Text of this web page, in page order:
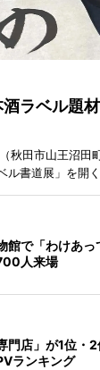
ラベル題
秋田市山王沼田
書道展」を開く
館で「わけあっ
人来場
門店」が1位
ランキング